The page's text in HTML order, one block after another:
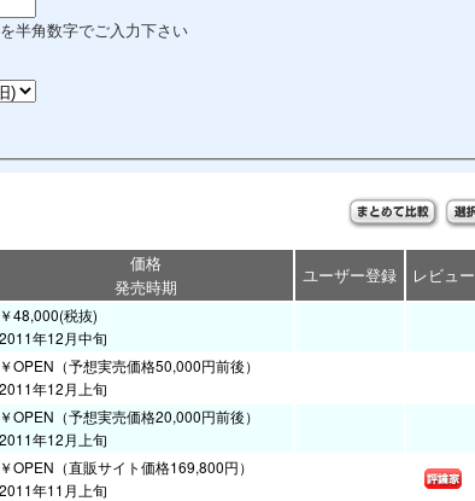
半角数字でご入力下さい
価格
発売時期
ユーザー登録 レビュー
￥48,000(税抜)
2011年12月中旬
￥OPEN（予想実売価格50,000円前後）
2011年12月上旬
￥OPEN（予想実売価格20,000円前後）
2011年12月上旬
￥OPEN（直販サイト価格169,800円）
2011年11月上旬